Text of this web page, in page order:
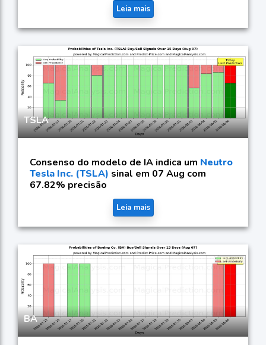
Leia mais
TSLA
Consenso do modelo de IA indica um Neutro
Tesla Inc. (TSLA) sinal em 07 Aug com
67.82% precisão
Leia mais
BA